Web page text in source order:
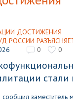
ДОСТИЖЕНИЯ
РОССИИ
0 0
заместитель